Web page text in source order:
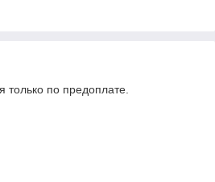
только по предоплате.